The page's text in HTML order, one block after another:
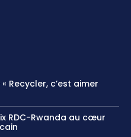
Recycler, c’est aimer
RDC-Rwanda au cœur